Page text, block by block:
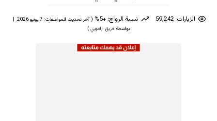
الزيارات: 59,242 نسبة الرواج: +5%
( آخر تحديث للمواصفات: 7 يونيو 2026 |
بواسطة فريق اراموبي)